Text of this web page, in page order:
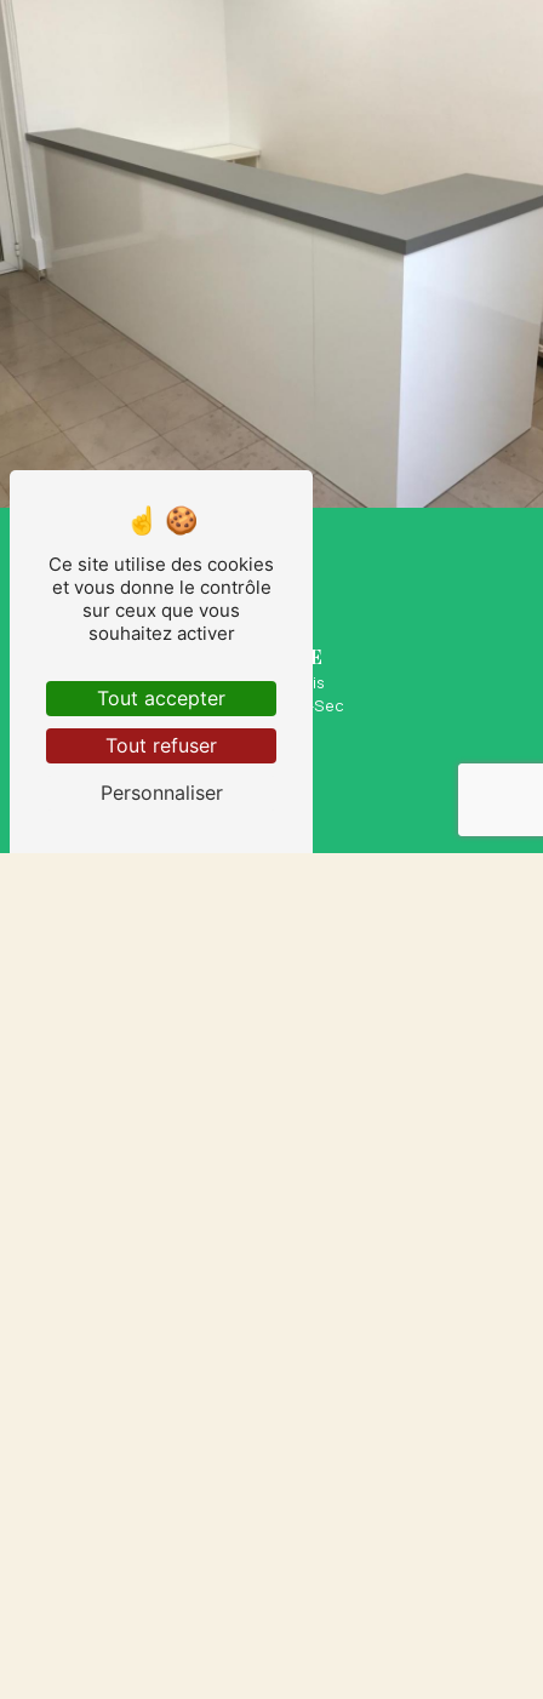
ADRESSE
8 Rue de Paris
93130 Noisy-le-Sec
Ce site utilise des cookies
et vous donne le contrôle
sur ceux que vous
souhaitez activer
Tout accepter
Tout refuser
Personnaliser